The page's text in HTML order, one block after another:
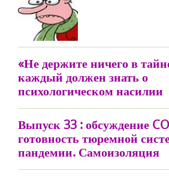
«Не держите ничего в
каждый должен знать о
психологическом насилии
Выпуск 33 : обсуждение
готовность тюремной
пандемии. Самоизоляция